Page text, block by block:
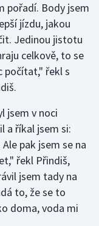
pořadí. Body jsem
jízdu, jakou
Jedinou jistotu
celkově, to se
počítat," řekl s
jsem v noci
a říkal jsem si:
pak jsem se na
řekl Přindiš,
jsem tady na
to, že se to
doma, voda mi